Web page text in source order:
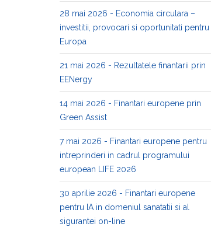
28 mai 2026 - Economia circulara –
investitii, provocari si oportunitati pentru
Europa
21 mai 2026 - Rezultatele finantarii prin
EENergy
14 mai 2026 - Finantari europene prin
Green Assist
7 mai 2026 - Finantari europene pentru
intreprinderi in cadrul programului
european LIFE 2026
30 aprilie 2026 - Finantari europene
pentru IA in domeniul sanatatii si al
sigurantei on-line